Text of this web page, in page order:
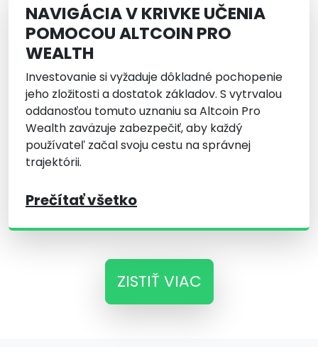
NAVIGÁCIA V KRIVKE UČENIA
POMOCOU ALTCOIN PRO
WEALTH
Investovanie si vyžaduje dôkladné pochopenie
jeho zložitosti a dostatok základov. S vytrvalou
oddanosťou tomuto uznaniu sa Altcoin Pro
Wealth zaväzuje zabezpečiť, aby každý
používateľ začal svoju cestu na správnej
trajektórii.
Prečítať všetko
ZISTIŤ VIAC